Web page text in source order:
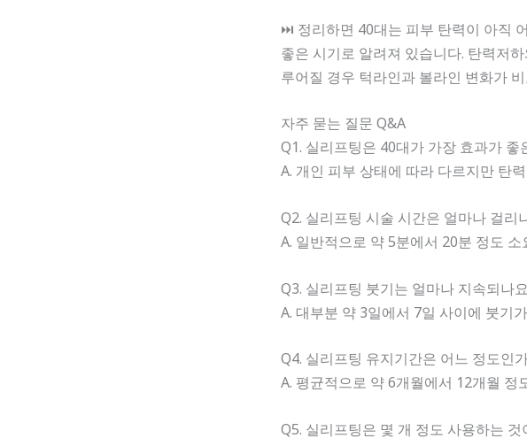
⏭ 정리하면 40대는 피부 탄력이 아직
좋은 시기로 알려져 있습니다. 탄력저
루어질 경우 턱라인과 볼라인 변화가
자주 묻는 질문 Q&A
Q1. 실리프팅은 40대가 가장 효과가 좋
A. 개인 피부 상태에 따라 다르지만 탄
Q2. 실리프팅 시술 시간은 얼마나 걸리
A. 일반적으로 약 5분에서 20분 정도
Q3. 실리프팅 붓기는 얼마나 지속되나
A. 대부분 약 3일에서 7일 사이에 붓기
Q4. 실리프팅 유지기간은 어느 정도인
A. 평균적으로 약 6개월에서 12개월 정
Q5. 실리프팅은 몇 개 정도 사용하는 것